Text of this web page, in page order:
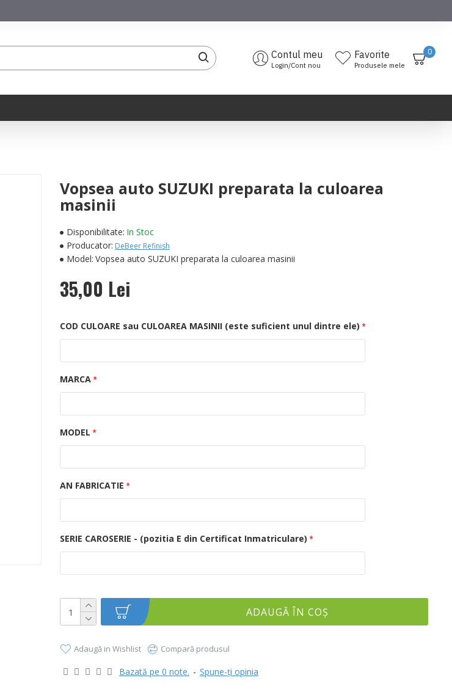
Contul meu
Login/Cont nou
Favorite
Produsele mele
0
Vopsea auto SUZUKI preparata la culoarea
masinii
Disponibilitate: In Stoc
Producator: DeBeer Refinish
Model: Vopsea auto SUZUKI preparata la culoarea masinii
Bazată pe 0 note. - Spune-ţi opinia
35,00 Lei
COD CULOARE sau CULOAREA MASINII (este suficient unul dintre ele)
MARCA
MODEL
AN FABRICATIE
SERIE CAROSERIE - (pozitia E din Certificat Inmatriculare)
ADAUGĂ ÎN COŞ
Adaugă in Wishlist Compară produsul